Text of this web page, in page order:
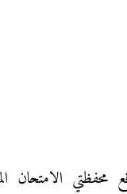
محفظتي الامتحان